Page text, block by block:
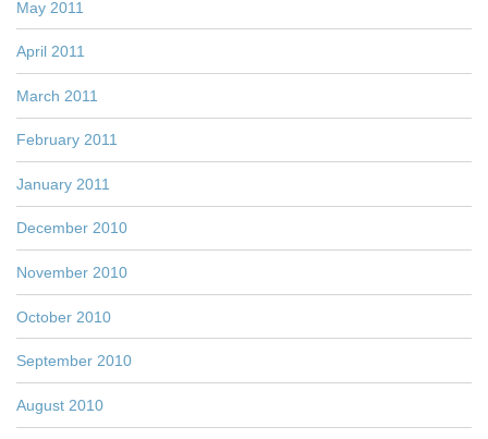
May 2011
April 2011
March 2011
February 2011
January 2011
December 2010
November 2010
October 2010
September 2010
August 2010